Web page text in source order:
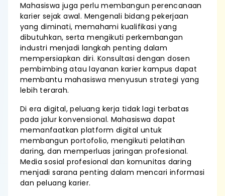
Mahasiswa juga perlu membangun perencanaan
karier sejak awal. Mengenali bidang pekerjaan
yang diminati, memahami kualifikasi yang
dibutuhkan, serta mengikuti perkembangan
industri menjadi langkah penting dalam
mempersiapkan diri. Konsultasi dengan dosen
pembimbing atau layanan karier kampus dapat
membantu mahasiswa menyusun strategi yang
lebih terarah.
Di era digital, peluang kerja tidak lagi terbatas
pada jalur konvensional. Mahasiswa dapat
memanfaatkan platform digital untuk
membangun portofolio, mengikuti pelatihan
daring, dan memperluas jaringan profesional.
Media sosial profesional dan komunitas daring
menjadi sarana penting dalam mencari informasi
dan peluang karier.